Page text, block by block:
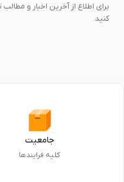
برای اطلاع از آخرین اخبار و مطالب
کنید.
جامعیت
کلیه فرایندها